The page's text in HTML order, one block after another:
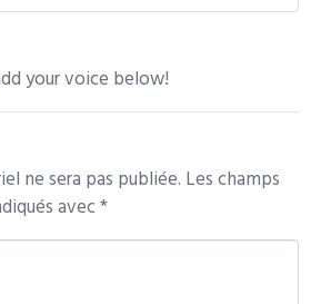
your voice below!
ne sera pas publiée. Les champs
avec*